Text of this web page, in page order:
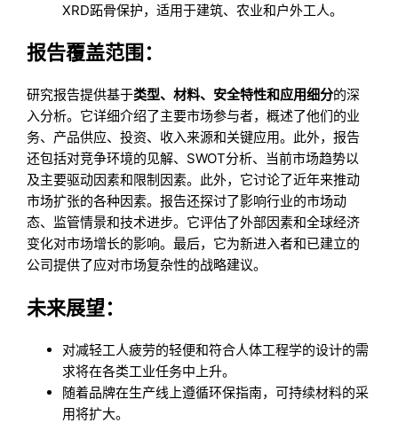
XRD跖骨保护，适用于建筑、农业和户外工人。
报告覆盖范围：
研究报告提供基于类型、材料、安全特性和应用细分的深
入分析。它详细介绍了主要市场参与者，概述了他们的业
务、产品供应、投资、收入来源和关键应用。此外，报告
还包括对竞争环境的见解、SWOT分析、当前市场趋势以
及主要驱动因素和限制因素。此外，它讨论了近年来推动
市场扩张的各种因素。报告还探讨了影响行业的市场动
态、监管情景和技术进步。它评估了外部因素和全球经济
变化对市场增长的影响。最后，它为新进入者和已建立的
公司提供了应对市场复杂性的战略建议。
未来展望：
对减轻工人疲劳的轻便和符合人体工程学的设计的需
求将在各类工业任务中上升。
随着品牌在生产线上遵循环保指南，可持续材料的采
用将扩大。